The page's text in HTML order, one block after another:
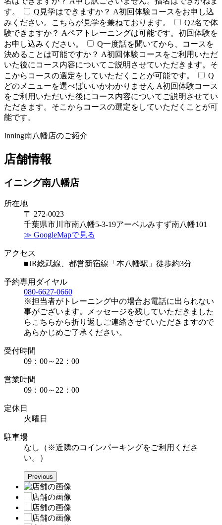
す。
Q 見学はできますか？ A初回体験コースをお申し込
みください。こちらが見学を兼ねております。
Q2名で体
験できますか？ Aペアトレーニングは可能です。初回体験を
お申し込みください。
Q一度話を聞いてから、コースを
決めることは可能ですか？ A初回体験コースをご利用いただ
いた後にコース内容についてご説明させていただきます。そ
こからコースの選定をしていただくことが可能です。
Q
どのメニューを選べばいいかわかりません A初回体験コース
をご利用いただいた後にコース内容についてご説明させてい
ただきます。そこからコースの選定をしていただくことが可
能です。
Inning南八幡店のご紹介
店舗情報
イニング南八幡店
所在地
〒 272-0023
千葉県市川市南八幡5-3-19アーベルみすず南八幡101
≫ GoogleMapで見る
アクセス
■JR総武線、都営新宿線「本八幡駅」徒歩約3分
予約専用ダイヤル
080-6627-0660
※担当者がトレーニング中の場合お電話に出られない
事がございます。メッセージを残していただきました
らこちらから折り返しご連絡させていただきますので
あらかじめご了承ください。
受付時間
09：00～22：00
営業時間
09：00～22：00
定休日
火曜日
駐車場
なし（※近隣のコインパーキングをご利用くださ
い。）
Previous